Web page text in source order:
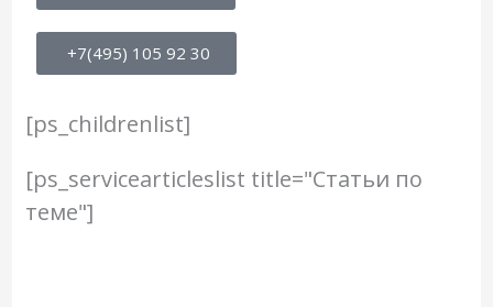
+7(495) 105 92 30
[ps_childrenlist]
[ps_servicearticleslist title="Статьи по
теме"]